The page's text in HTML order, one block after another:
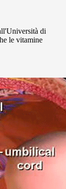
di
le vitamine